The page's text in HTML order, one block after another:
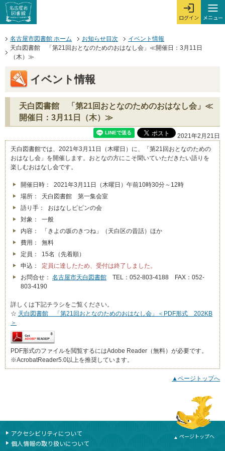
ページの先頭です。
本文へジャンプする。
ここからサイト内共通メニューです。
サイト内共通メニューをスキップする
ログイン
ログインを開
メニュー
メ
サイト内共通メニューここまで。
名古屋市図書館 ホーム
お知らせ目次
イベント情報
天白図書館 「第21回おとなのためのおはなし会」≪開催日：3月11日
（木）≫
イベント情報
天白図書館 「第21回おとなのためのおはなし会」≪
開催日：3月11日（木）≫
2021年2月21日
天白図書館では、2021年3月11日（木曜日）に、「第21回おとなのための
おはなし会」を開催します。おとなの方にこそ聞いていただきたい語りを
楽しむおはなし会です。
開催日時： 2021年3月11日（木曜日）午前10時30分～12時
場所： 天白図書館 第一集会室
語り手： おはなしピピンの会
対象： 一般
内容： 「きよの坂のきつね」（天白区の昔話）ほか
費用： 無料
定員： 15名（先着順）
申込： 定員に達したため、受付は終了しました。
お問合せ： 名古屋市天白図書館 TEL：052-803-4188 FAX：052-
803-4190
詳しくは下記チラシをご覧ください。
☆ 天白図書館 「第21回おとなのためのおはなし会」＜PDF形式 202KB
＞
PDF形式のファイルを閲覧するにはAdobe Reader（無料）が必要です。
※AcrobatReader5.0以上を推奨しています。
▲ページトップへ
ページトップへ
アクセシビリティについて
個人情報の取り扱いについて